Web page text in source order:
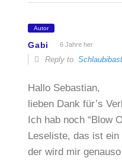
Autor
Gabi 6 Jahre her
Reply to
Hallo Sebastian,
lieben Dank für’s
Ich hab noch “Blow
Leseliste, das ist
der wird mir